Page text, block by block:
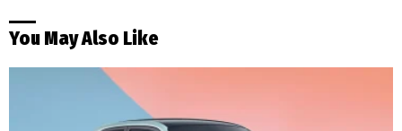
You May Also Like